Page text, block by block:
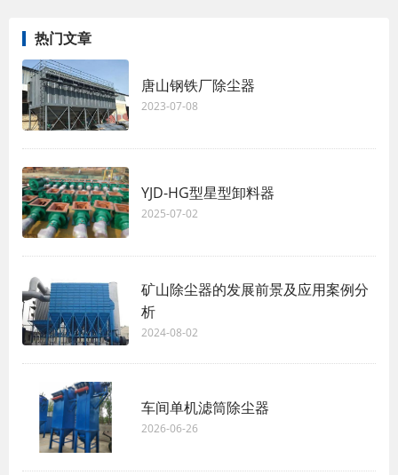
热门文章
唐山钢铁厂除尘器
2023-07-08
YJD-HG型星型卸料器
2025-07-02
矿山除尘器的发展前景及应用案例分
析
2024-08-02
车间单机滤筒除尘器‌
2026-06-26